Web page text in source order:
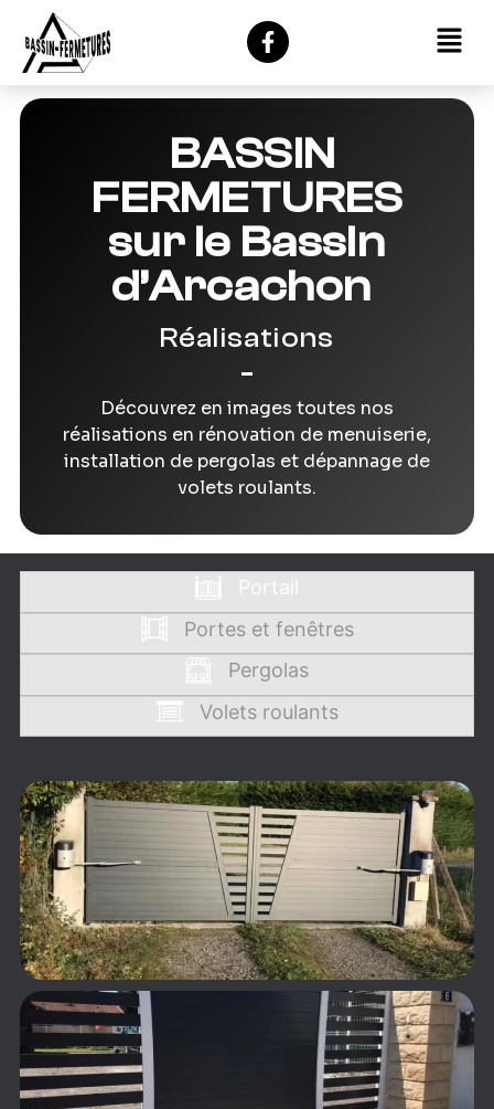
BASSIN
FERMETURES
sur le Bassin
d’Arcachon
Réalisations
Découvrez en images toutes nos
réalisations en rénovation de menuiserie,
installation de pergolas et dépannage de
volets roulants.
Portail
Portes et fenêtres
Pergolas
Volets roulants